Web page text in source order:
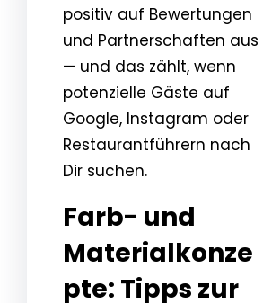
positiv auf Bewertungen
und Partnerschaften aus
— und das zählt, wenn
potenzielle Gäste auf
Google, Instagram oder
Restaurantführern nach
Dir suchen.
Farb- und
Materialkonze
pte: Tipps zur